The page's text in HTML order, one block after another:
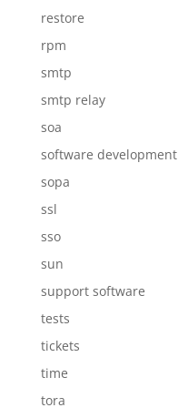
restore
rpm
smtp
smtp relay
soa
software development
sopa
ssl
sso
sun
support software
tests
tickets
time
tora